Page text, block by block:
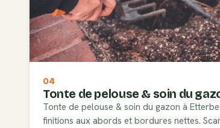
04
Tonte de pelouse & soin du
Tonte de pelouse & soin du gazon à
finitions aux abords et bordures nettes.